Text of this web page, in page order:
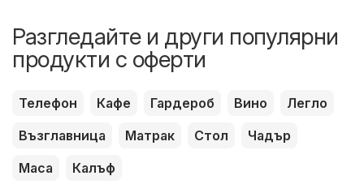
Разгледайте и други популярни
продукти с оферти
Телефон Кафе Гардероб Вино
Легло
Възглавница
Матрак Стол
Чадър
Маса
Калъф